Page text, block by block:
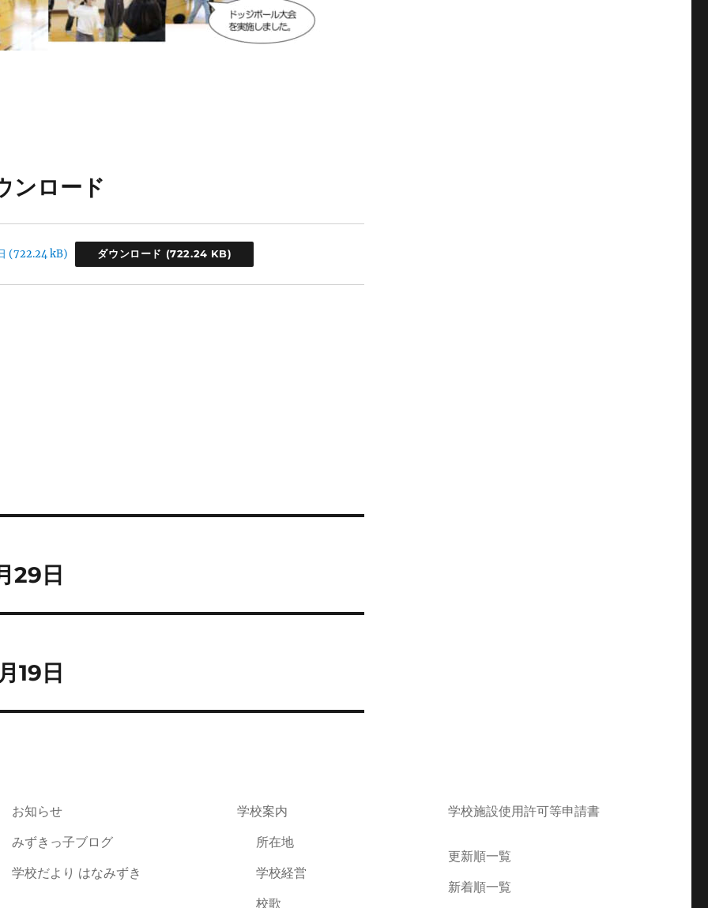
ンロード
ダウンロード
29日
19日
お知らせ
みずきっ子ブログ
学校だより はなみずき
学校案内
所在地
学校経営
校歌
学校施設使用許可等申請書
更新順一覧
新着順一覧